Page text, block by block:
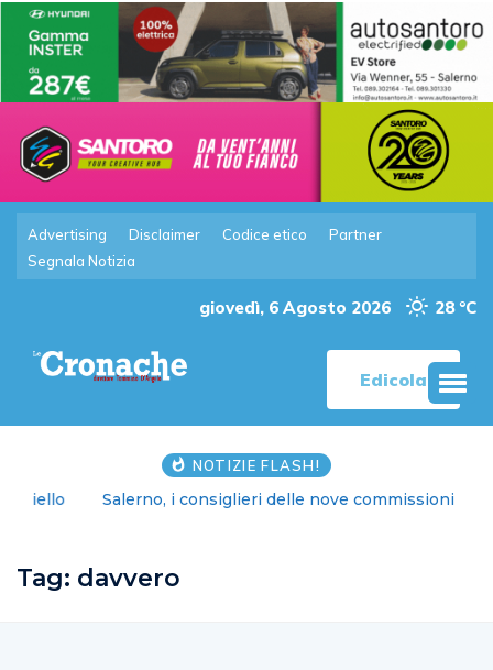
Advertising Disclaimer Codice etico
Partner
Segnala Notizia
giovedì, 6 Agosto 2026 28 °C
Edicola
NOTIZIE FLASH!
Salerno, i consiglieri delle nove commissioni